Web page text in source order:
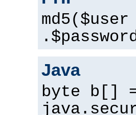
Java
byte b[]